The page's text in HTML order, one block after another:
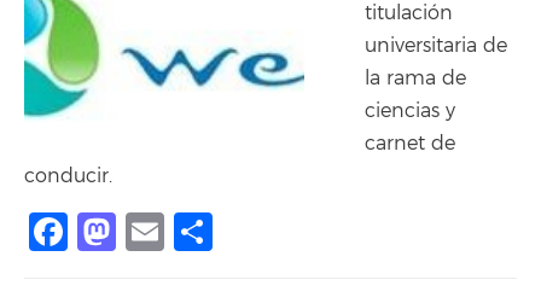
titulación
universitaria de
la rama de
ciencias y
carnet de
conducir.
Facebook
Mastodon
Email